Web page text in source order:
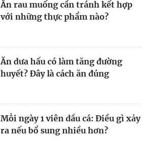
Ăn rau muống cần tránh kết hợp
với những thực phẩm nào?
Ăn dưa hấu có làm tăng đường
huyết? Đây là cách ăn đúng
Mỗi ngày 1 viên dầu cá: Điều gì xảy
ra nếu bổ sung nhiều hơn?